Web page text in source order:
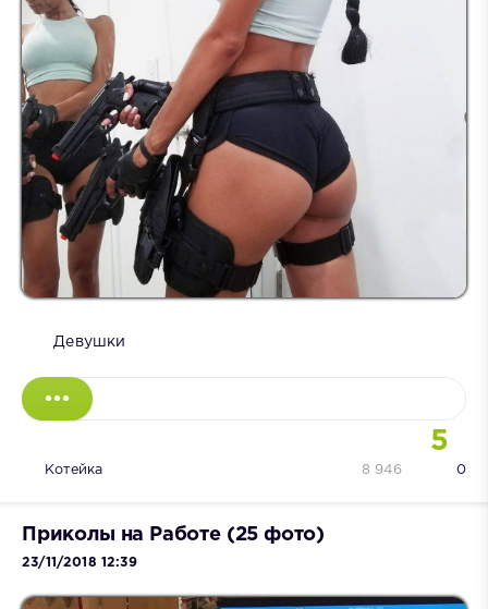
Девушки
5
Котейка 0
8 946
Приколы на Работе (25 фото)
23/11/2018 12:39